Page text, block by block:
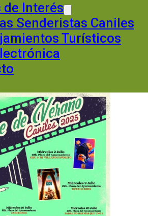
de Interés
Senderistas Caniles
Turísticos